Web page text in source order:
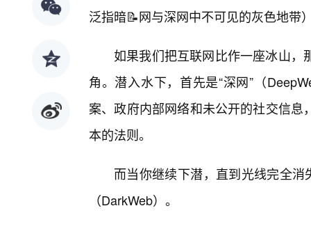
泛指暗📝网与深网中不可见的灰色地带
如果我们把互联网比作一座冰山，
角。潜入水下，首先是“深网”（
案、政府内部网络和未公开的社交信
本的法则。
而当你继续下潜，直到光线完全消
（DarkWeb）。